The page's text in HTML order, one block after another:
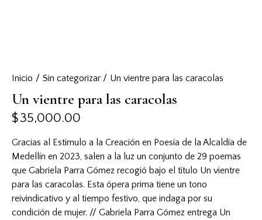
Inicio Sin categorizar Un vientre para las caracolas
Un vientre para las caracolas
$35,000.00
Gracias al Estímulo a la Creación en Poesía de la Alcaldía de
Medellín en 2023, salen a la luz un conjunto de 29 poemas
que Gabriela Parra Gómez recogió bajo el título Un vientre
para las caracolas. Esta ópera prima tiene un tono
reivindicativo y al tiempo festivo, que indaga por su
condición de mujer. // Gabriela Parra Gómez entrega Un